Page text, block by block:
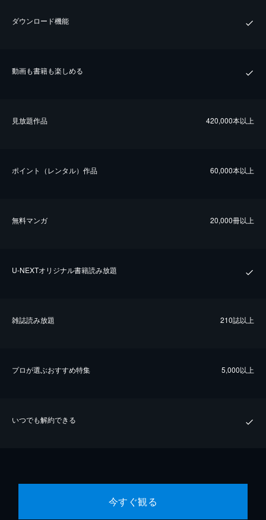
ダウンロード機能
動画も書籍も楽しめる
⾒放題作品 420,000本以上
ポイント（レンタル）作品 60,000本以上
無料マンガ 20,000冊以上
U-NEXTオリジナル書籍読み放題
雑誌読み放題 210誌以上
プロが選ぶおすすめ特集 5,000以上
いつでも解約できる
今すぐ観る